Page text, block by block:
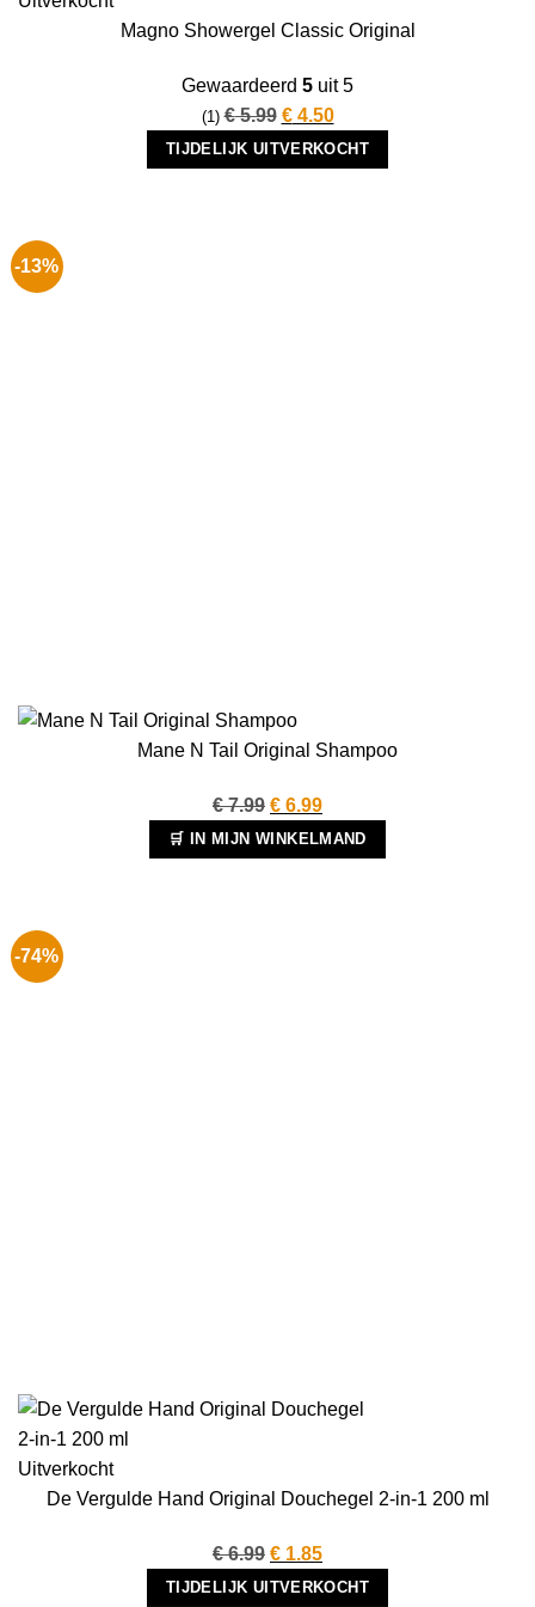
Magno Showergel Classic Original
Gewaardeerd 5 uit 5
(1) €5.99 Oorspronkelijke
prijs
was:
€4.50Huidige
prijs
is:
TIJDELIJK UITVERKOCHT
-13%
Mane N Tail Original Shampoo
€7.99 Oorspronkelijke
prijs
was:
€ 6.99Huidige
prijs
is:
🛒 IN MIJN WINKELMAND
-74%
Uitverkocht
De Vergulde Hand Original Douchegel 2-in-1 200 ml
€6.99 Oorspronkelijke
prijs
€ 1.85Huidige
prijs
TIJDELIJK UITVERKOCHT